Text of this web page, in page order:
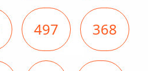
497 368